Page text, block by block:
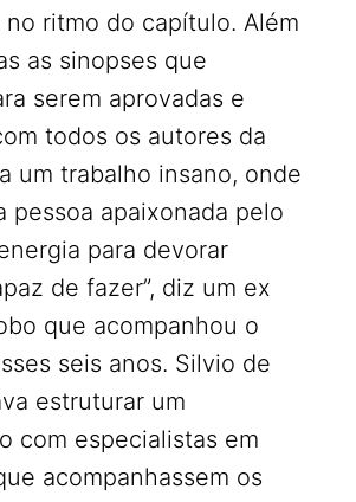
no ritmo do capítulo. Além
as sinopses que
serem aprovadas e
todos os autores da
um trabalho insano, onde
pessoa apaixonada pelo
para devorar
de fazer”, diz um ex
que acompanhou o
seis anos. Silvio de
estruturar um
com especialistas em
acompanhassem os